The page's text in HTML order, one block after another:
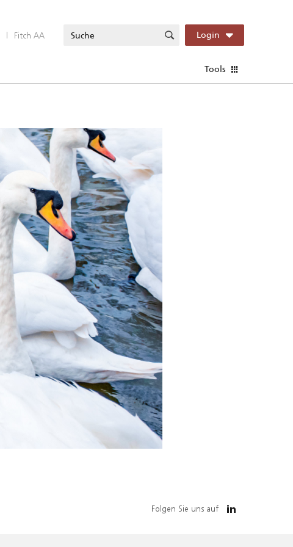
| Fitch AA Login
Tools
Folgen Sie uns auf